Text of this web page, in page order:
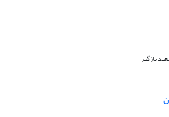
بازگیر